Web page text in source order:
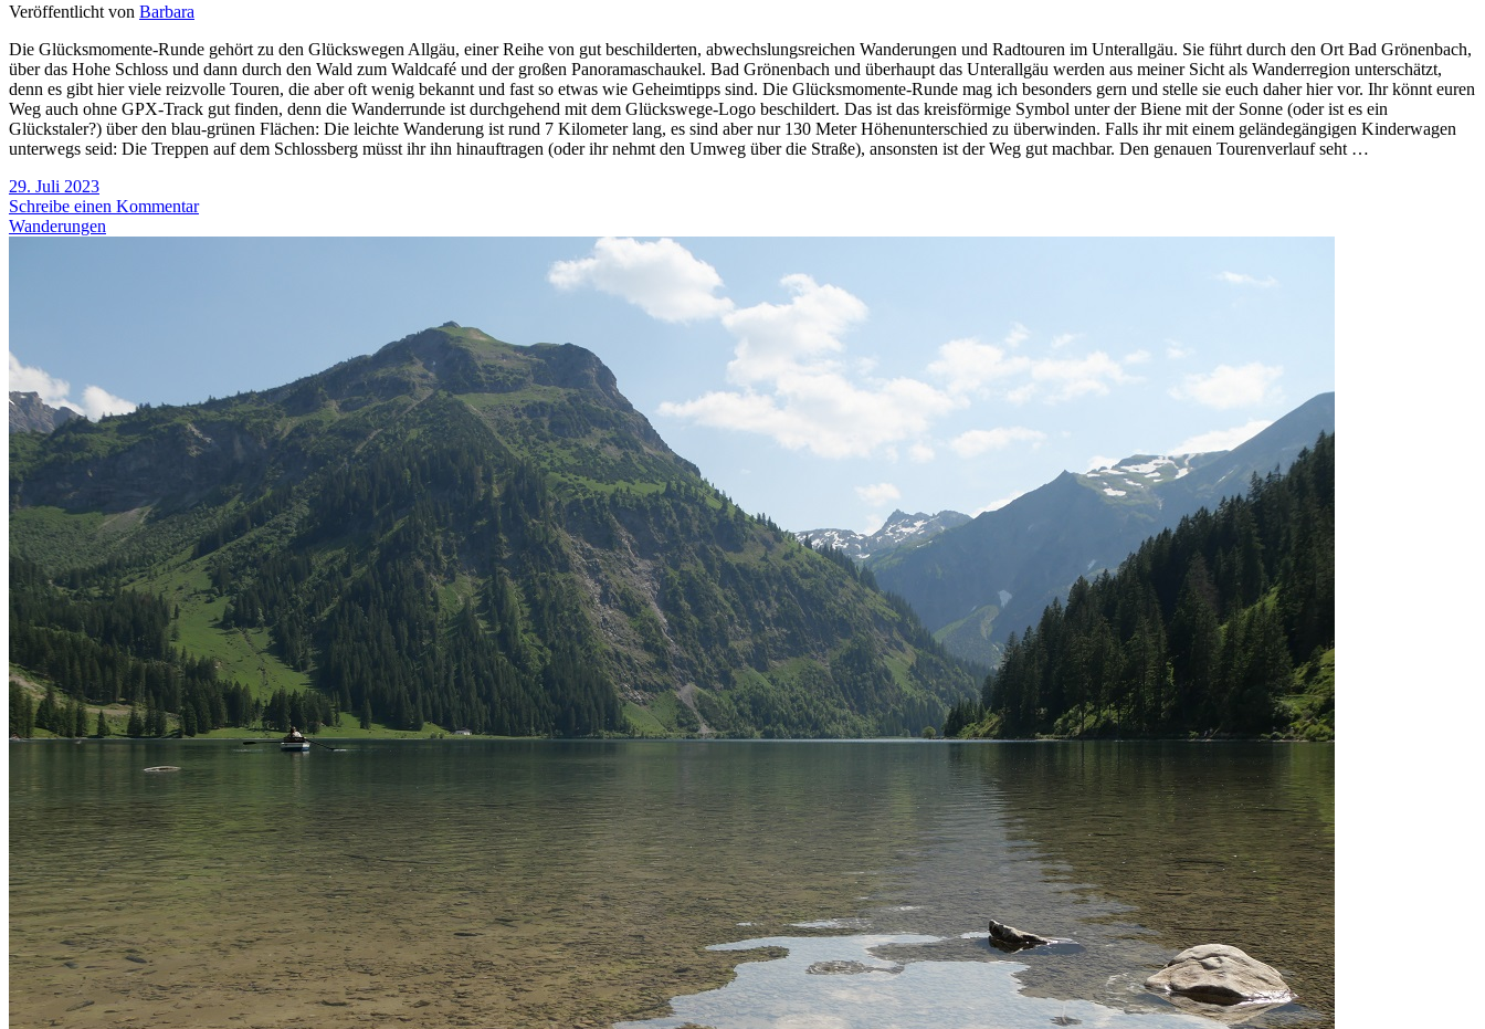
Veröffentlicht von Barbara
Die Glücksmomente-Runde gehört zu den Glückswegen Allgäu, einer Reihe von gut beschilderten, abwechslungsreichen Wanderungen und Radtouren im Unterallgäu. Sie führt durch den Ort Bad Grönenbach,
über das Hohe Schloss und dann durch den Wald zum Waldcafé und der großen Panoramaschaukel. Bad Grönenbach und überhaupt das Unterallgäu werden aus meiner Sicht als Wanderregion unterschätzt,
denn es gibt hier viele reizvolle Touren, die aber oft wenig bekannt und fast so etwas wie Geheimtipps sind. Die Glücksmomente-Runde mag ich besonders gern und stelle sie euch daher hier vor. Ihr könnt euren
Weg auch ohne GPX-Track gut finden, denn die Wanderrunde ist durchgehend mit dem Glückswege-Logo beschildert. Das ist das kreisförmige Symbol unter der Biene mit der Sonne (oder ist es ein
Glückstaler?) über den blau-grünen Flächen: Die leichte Wanderung ist rund 7 Kilometer lang, es sind aber nur 130 Meter Höhenunterschied zu überwinden. Falls ihr mit einem geländegängigen Kinderwagen
unterwegs seid: Die Treppen auf dem Schlossberg müsst ihr ihn hinauftragen (oder ihr nehmt den Umweg über die Straße), ansonsten ist der Weg gut machbar. Den genauen Tourenverlauf seht …
29. Juli 2023
Schreibe einen Kommentar
Wanderungen